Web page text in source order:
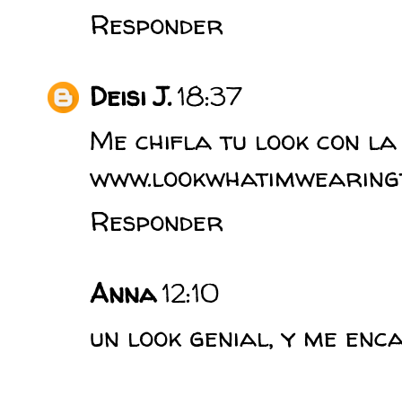
Responder
Deisi J.18:37
Me chifla tu look con la
Responder
Anna12:10
un look genial, y me